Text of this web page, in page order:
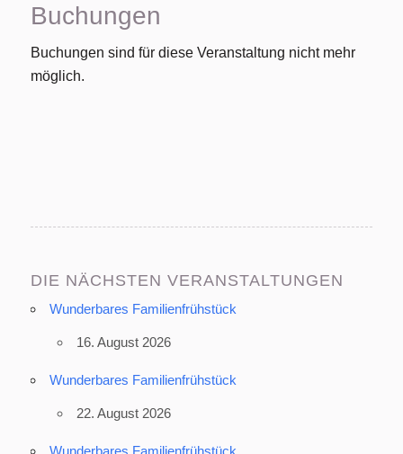
Buchungen
Buchungen sind für diese Veranstaltung nicht mehr
möglich.
DIE NÄCHSTEN VERANSTALTUNGEN
Wunderbares Familienfrühstück
16. August 2026
Wunderbares Familienfrühstück
22. August 2026
Wunderbares Familienfrühstück